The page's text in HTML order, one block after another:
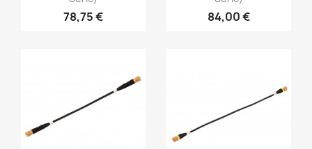
78,75 € 84,00 €